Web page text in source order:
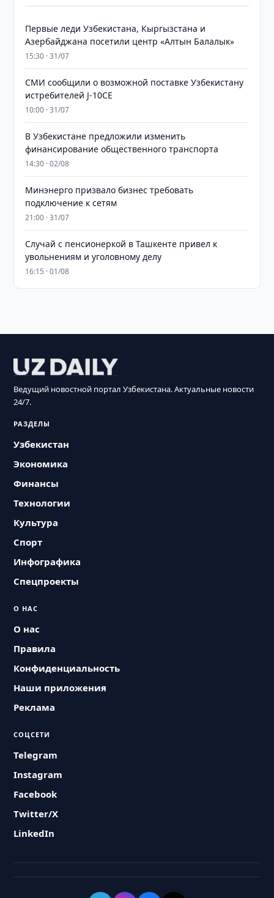
Первые леди Узбекистана, Кыргызстана и
Азербайджана посетили центр «Алтын Балалык»
15:30 · 31/07
СМИ сообщили о возможной поставке Узбекистану
истребителей J-10CE
10:00 · 31/07
В Узбекистане предложили изменить
финансирование общественного транспорта
14:30 · 02/08
Минэнерго призвало бизнес требовать
подключение к сетям
21:00 · 31/07
Случай с пенсионеркой в Ташкенте привел к
увольнениям и уголовному делу
16:15 · 01/08
Ведущий новостной портал Узбекистана. Актуальные новости
24/7.
РАЗДЕЛЫ
Узбекистан
Экономика
Финансы
Технологии
Культура
Спорт
Инфографика
Спецпроекты
О НАС
О нас
Правила
Конфиденциальность
Наши приложения
Реклама
СОЦСЕТИ
Telegram
Instagram
Facebook
Twitter/X
LinkedIn